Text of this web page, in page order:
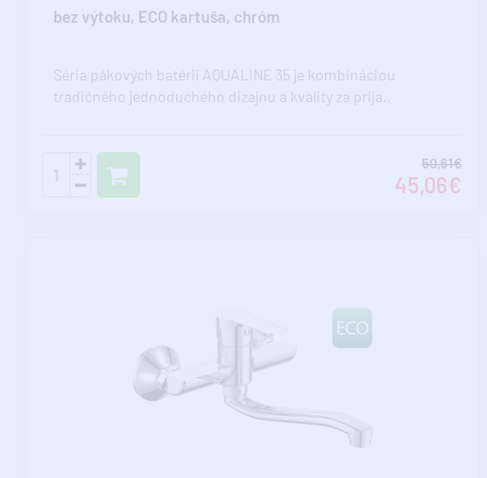
bez výtoku, ECO kartuša, chróm
Séria pákových batérií AQUALINE 35 je kombináciou
tradičného jednoduchého dizajnu a kvality za prija..
50,61€
45,06€